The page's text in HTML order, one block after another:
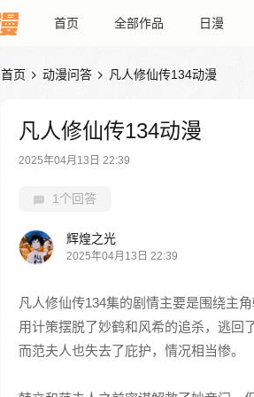
首页 全部作品 日漫
首页  动漫问答  凡人修仙传134动漫
凡人修仙传134动漫
2025年04月13日 22:39
1个回答
辉煌之光
2025年04月13日 22:39
凡人修仙传134集的剧情主要是围绕主
用计策摆脱了妙鹤和风希的追杀，逃回
而范夫人也失去了庇护，情况相当惨。